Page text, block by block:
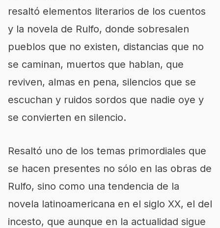
resaltó elementos literarios de los cuentos
y la novela de Rulfo, donde sobresalen
pueblos que no existen, distancias que no
se caminan, muertos que hablan, que
reviven, almas en pena, silencios que se
escuchan y ruidos sordos que nadie oye y
se convierten en silencio.
Resaltó uno de los temas primordiales que
se hacen presentes no sólo en las obras de
Rulfo, sino como una tendencia de la
novela latinoamericana en el siglo XX, el del
incesto, que aunque en la actualidad sigue